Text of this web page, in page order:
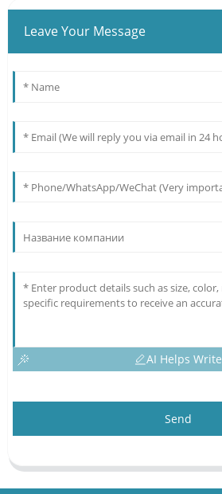
Leave Your Message
AI Helps Write
Send